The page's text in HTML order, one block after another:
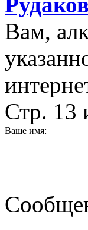
Вам,
Стр. 13
Ваше имя: